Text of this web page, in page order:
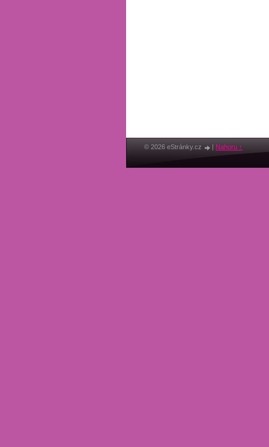
© 2026 eStránky.cz | Nahoru ↑